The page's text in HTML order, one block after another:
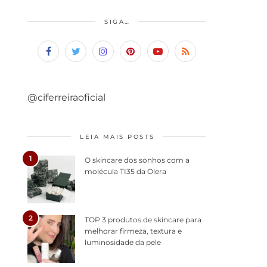
SIGA…
@ciferreiraoficial
LEIA MAIS POSTS
1
O skincare dos sonhos com a
molécula TI35 da Olera
2
TOP 3 produtos de skincare para
melhorar firmeza, textura e
luminosidade da pele